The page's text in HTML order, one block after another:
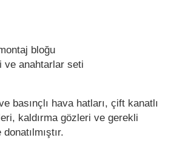
bloğu
ve anahtarlar seti
basınçlı hava hatları, çift kanatlı
kaldırma gözleri ve gerekli